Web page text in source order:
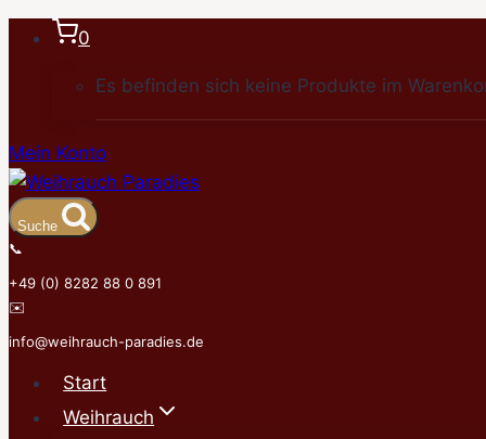
Zum
springen
0
Es befinden sich keine Produkte im
Mein Konto
Suche
📞
+49 (0) 8282 88 0 891
✉️
info@weihrauch-paradies.de
Start
Weihrauch